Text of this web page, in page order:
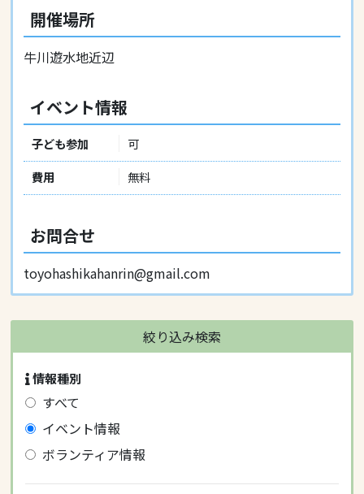
開催場所
牛川遊水地近辺
イベント情報
子ども参加
可
費用
無料
お問合せ
toyohashikahanrin@gmail.com
絞り込み検索
情報種別
すべて
イベント情報
ボランティア情報